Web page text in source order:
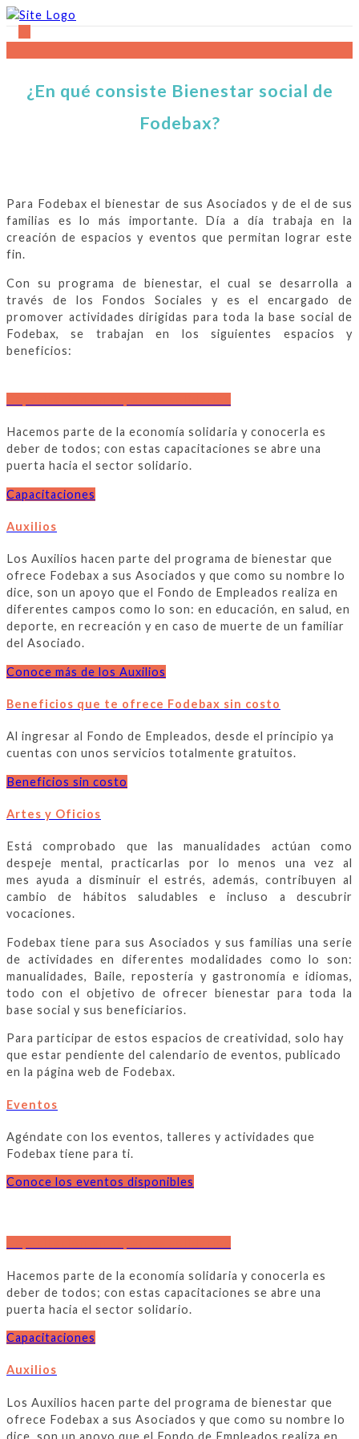
Our mission
¿En qué consiste Bienestar social de
Fodebax?
Para Fodebax el bienestar de sus Asociados y de el de sus
familias es lo más importante. Día a día trabaja en la
creación de espacios y eventos que permitan lograr este
fin.
Con su programa de bienestar, el cual se desarrolla a
través de los Fondos Sociales y es el encargado de
promover actividades dirigidas para toda la base social de
Fodebax, se trabajan en los siguientes espacios y
beneficios:
Hacemos parte de la economía solidaria y conocerla es
deber de todos; con estas capacitaciones se abre una
puerta hacia el sector solidario.
Capacitaciones
Auxilios
Los Auxilios hacen parte del programa de bienestar que
ofrece Fodebax a sus Asociados y que como su nombre lo
dice, son un apoyo que el Fondo de Empleados realiza en
diferentes campos como lo son: en educación, en salud, en
deporte, en recreación y en caso de muerte de un familiar
del Asociado.
Conoce más de los Auxilios
Beneficios que te ofrece Fodebax sin costo
Al ingresar al Fondo de Empleados, desde el principio ya
cuentas con unos servicios totalmente gratuitos.
Beneficios sin costo
Artes y Oficios
Está comprobado que las manualidades actúan como
despeje mental,practicarlas por lo menos una vez al
mes ayuda a disminuir el estrés, además, contribuyen al
cambio de hábitos saludables e incluso a descubrir
vocaciones.
Fodebax tiene para sus Asociados y sus familias una serie
de actividades en diferentes modalidades como lo son:
manualidades, Baile, repostería y gastronomía e idiomas,
todo con el objetivo de ofrecer bienestar para toda la
base social y sus beneficiarios.
Para participar de estos espacios de creatividad, solo hay
que estar pendiente del calendario de eventos, publicado
en la página web de Fodebax.
Eventos
Agéndate con los eventos, talleres y actividades que
Fodebax tiene para ti.
Conoce los eventos disponibles
Hacemos parte de la economía solidaria y conocerla es
deber de todos; con estas capacitaciones se abre una
puerta hacia el sector solidario.
Capacitaciones
Auxilios
Los Auxilios hacen parte del programa de bienestar que
ofrece Fodebax a sus Asociados y que como su nombre lo
dice, son un apoyo que el Fondo de Empleados realiza en